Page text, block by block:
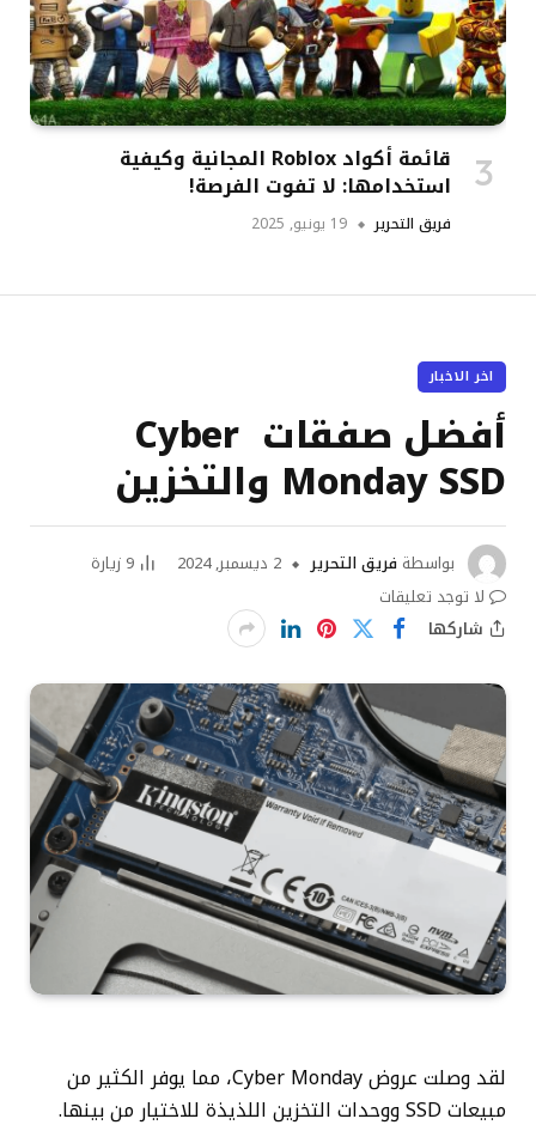
قائمة أكواد Roblox المجانية وكيفية
استخدامها: لا تفوت الفرصة!
فريق التحرير 19 يونيو, 2025
اخر الاخبار
أفضل صفقات Cyber ​​
Monday SSD والتخزين
بواسطة فريق التحرير 2 ديسمبر, 2024 9 زيارة
لا توجد تعليقات
شاركها
لقد وصلت عروض Cyber ​​Monday، مما يوفر الكثير من
مبيعات SSD ووحدات التخزين اللذيذة للاختيار من بينها.